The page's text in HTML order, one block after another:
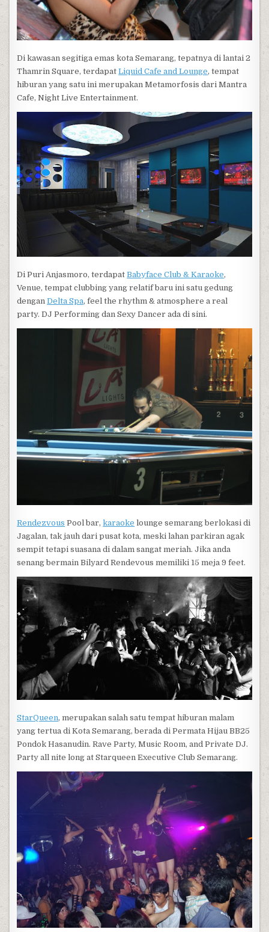
Di kawasan segitiga emas kota Semarang, tepatnya di lantai 2
Thamrin Square, terdapatLiquid Cafe and Lounge, tempat
hiburan yang satu ini merupakan Metamorfosis dari Mantra
Cafe, Night Live Entertainment.
Di Puri Anjasmoro, terdapatBabyface Club & Karaoke,
Venue, tempat clubbing yang relatif baru ini satu gedung
denganDelta Spa, feel the rhythm & atmosphere a real
party. DJ Performing dan Sexy Dancer ada di sini.
Rendezvous Pool bar,karaoke lounge semarang berlokasi di
Jagalan, tak jauh dari pusat kota, meski lahan parkiran agak
sempit tetapi suasana di dalam sangat meriah. Jika anda
senang bermain Bilyard Rendevous memiliki 15 meja 9 feet.
StarQueen, merupakan salah satu tempat hiburan malam
yang tertua di Kota Semarang, berada di Permata Hijau BB25
Pondok Hasanudin. Rave Party, Music Room, and Private DJ.
Party all nite long at Starqueen Executive Club Semarang.